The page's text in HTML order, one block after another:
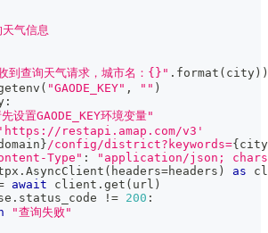
气信息
到查询天气请求，城市名：{}" . format ( city ) )
( "GAODE_KEY" , "" )
:
设置GAODE_KEY环境变量"
'https://restapi.amap.com/v3'
}/config/district?keywords={ city
Type" :
"application/json;
. AsyncClient ( headers=headers ) as
await client . get ( url )
. status_code != 200 :
"查询失败"